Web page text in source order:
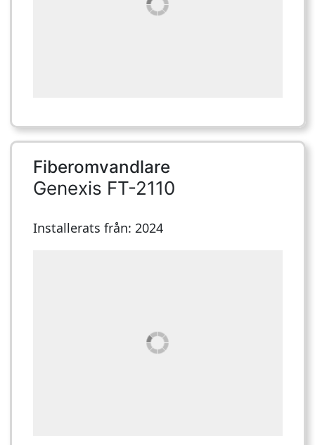
Fiberomvandlare
Genexis FT-2110
Installerats från: 2024